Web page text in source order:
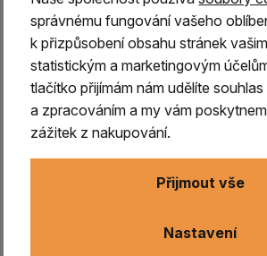
| Tradiční indické
správnému fungování vašeho
k přizpůsobení obsahu stránek
statistickým a marketingovým
tlačítko přijímám nám udělíte
a zpracováním a my vám
zážitek z nakupování.
Nastavení
Přijmout vše